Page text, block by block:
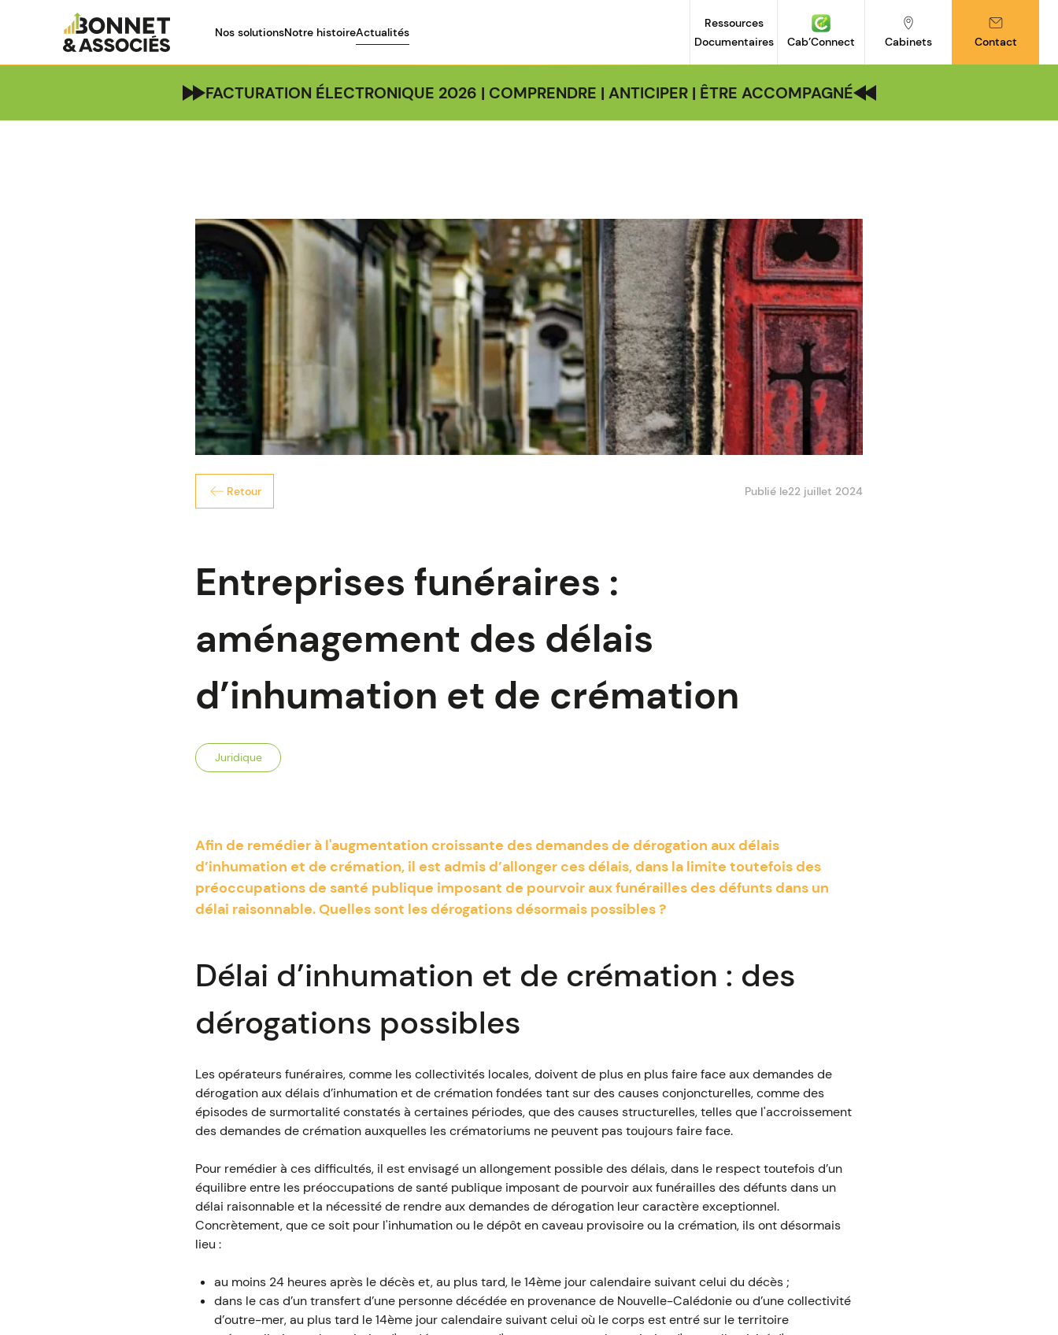
Nos solutionsNotre histoireActualités
Ressources
Documentaires
Cab’Connect Cabinets Contact
FACTURATION ÉLECTRONIQUE 2026 | COMPRENDRE | ANTICIPER | ÊTRE ACCOMPAGNÉ
Retour Publié le22 juillet 2024
Entreprises funéraires :
aménagement des délais
d’inhumation et de crémation
Juridique
Afin de remédier à l'augmentation croissante des demandes de dérogation aux délais
d’inhumation et de crémation, il est admis d’allonger ces délais, dans la limite toutefois des
préoccupations de santé publique imposant de pourvoir aux funérailles des défunts dans un
délai raisonnable. Quelles sont les dérogations désormais possibles ?
Délai d’inhumation et de crémation : des
dérogations possibles
Les opérateurs funéraires, comme les collectivités locales, doivent de plus en plus faire face aux demandes de
dérogation aux délais d’inhumation et de crémation fondées tant sur des causes conjoncturelles, comme des
épisodes de surmortalité constatés à certaines périodes, que des causes structurelles, telles que l'accroissement
des demandes de crémation auxquelles les crématoriums ne peuvent pas toujours faire face.
Pour remédier à ces difficultés, il est envisagé un allongement possible des délais, dans le respect toutefois d’un
équilibre entre les préoccupations de santé publique imposant de pourvoir aux funérailles des défunts dans un
délai raisonnable et la nécessité de rendre aux demandes de dérogation leur caractère exceptionnel.
Concrètement, que ce soit pour l'inhumation ou le dépôt en caveau provisoire ou la crémation, ils ont désormais
lieu :
au moins 24 heures après le décès et, au plus tard, le 14ème jour calendaire suivant celui du décès ;
dans le cas d’un transfert d’une personne décédée en provenance de Nouvelle-Calédonie ou d’une collectivité
d’outre-mer, au plus tard le 14ème jour calendaire suivant celui où le corps est entré sur le territoire